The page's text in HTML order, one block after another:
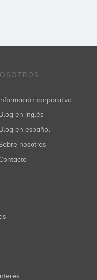
Información corporativa
Blog en inglés
Blog en español
Sobre nosotros
Contacto